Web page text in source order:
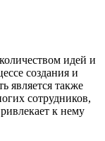
идей и
создания и
является также
сотрудников,
к нему